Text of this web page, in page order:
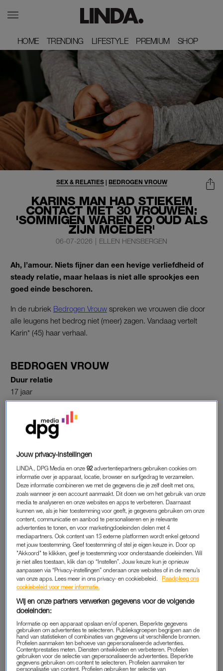
HOME
HOME TRENDING
TRENDING LIFESTYLE
LIFESTYLE PREMIUM
PREMIUM SHOP
SHOP
KARINS MAN HAD STIEKEM
CONTACT MET 30 VROUWEN:
'SOMMIGEN WAREN ZO OUD ALS
ZIJN MOEDER'
SEX & RELATIES| BEDROGEN VROUW
06-07-2026 | ELLEN HENSBERGEN
Ah, l’amour. Niets fijner dan een hevige verliefdheid of
steady relatie, maar helaas is niet alle sprookjes een
goed einde beschoren.
In de rubriek Bedrogen Vrouw spreken we vrouwen die door
alle leugens het bedrog niet (meer) zagen. Vandaag vertelt
Karin* (45) haar verhaal.
BEDROGEN VROUW
Duur relatie
17 jaar
“We leerden elkaar kennen in het uitgaansleven, ik was
achttien. Na een relatie van vier jaar gingen we samenwonen,
daarna trouwden we. Al snel volgde een tweeling en daarna
onze derde: het gezin was op vrij jonge leeftijd compleet. Onze
relatie voelde lange tijd heel goed aan, al merkte ik dat er door
de drukte rondom de kinderen meer afstand tussen ons
kwam.
Hij was aannemer en nam links en rechts wel eens extra
karweitjes aan, maar die hoeveelheid nam best wel toe.
Tegelijkertijd knuffelden we minder en praatten we minder
goed. En weet je, die laatste twee dingen lagen ook aan mij: ik
was ’s avonds gewoon leeg en moe na alle drukte. Hij vroeg
weleens om meer sex, en dat probeerden we dan een tijdje.
Uiteindelijk werd dat dan ook weer minder. Maar dat hij
daarvoor vreemd zou gaan, had ik niet aan zien komen.”
TELEFOONREKENING
“Natuurlijk was het jammer dat hij door die extra klussen ’s
avonds en in het weekend vaak weg was, maar we hadden er
als gezin profijt van. Dat extra geld gebruikten we vaak voor
Jouw privacy-instellingen
LINDA., DPG Media en onze92 advertentiepartners gebruiken cookies om
informatie over je apparaat, locatie, browser en surfgedrag te verzamelen.
Deze informatie combineren we met de gegevens die je zelf deelt met ons,
zoals wanneer je een account aanmaakt. Dit doen we om het gebruik van onze
media te analyseren en onze websites en apps te verbeteren. Daarnaast
kunnen we, als je hier toestemming voor geeft, je gegevens gebruiken om onze
content, communicatie en aanbod te personaliseren en je relevante
advertenties te tonen, en voor marketingdoeleinden delen met 4
mediapartners. Ook content van 13 externe platformen wordt enkel getoond
met jouw toestemming. Geef toestemming of stel je eigen keuze in. Door op
"Akkoord" te klikken, geef je toestemming voor onderstaande doeleinden. Wil
je niet alles toestaan, klik dan op “Instellen”. Jouw keuze kun je opnieuw
aanpassen via “Privacy-instellingen” onderaan onze websites of in de menu’s
van onze apps. Lees meer in ons privacy- en cookiebeleid.
Raadpleeg ons
cookiebeleid voor meer informatie.
Wij en onze partners verwerken gegevens voor de volgende
doeleinden:
Informatie op een apparaat opslaan en/of openen. Beperkte gegevens
gebruiken om advertenties te selecteren. Publieksgroepen begrijpen aan de
hand van statistieken of combinaties van gegevens uit verschillende bronnen.
Profielen aanmaken ten behoeve van gepersonaliseerde advertenties.
Contentprestaties meten. Diensten ontwikkelen en verbeteren. Profielen
gebruiken voor de selectie van gepersonaliseerde advertenties. Beperkte
gegevens gebruiken om content te selecteren. Profielen aanmaken ter
personalisatie van content. Profielen gebruiken ter selectie van